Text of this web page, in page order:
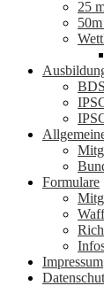
25
Formulare
Impressum